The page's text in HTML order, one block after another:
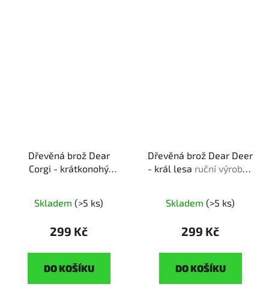
Dřevěná brož Dear
Corgi - krátkonohý
pejskaře
Skladem (>5 ks)
299 Kč
DO KOŠÍKU
Dřevěná brož Dear Deer
- král lesa ruční výroba |
Skladem (>5 ks)
299 Kč
DO KOŠÍKU